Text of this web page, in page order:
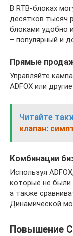
В RTB-блоках
десятков тысяч
блоками удобно
– популярный и
Прямые
Управляйте
ADFOX или
Читайте
клапан:
Комбинации
Используя
которые не были
а также
Динамической
Повышение